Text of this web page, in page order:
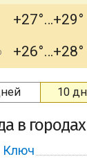
+27° +29°
+26° +28°
10
в
Ключ